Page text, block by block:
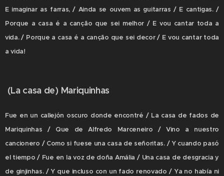
E imaginar as farras, / Ainda se ouvem as guitarras / E cantigas. /
Porque a casa é a canção que sei melhor / E vou cantar toda a
vida. / Porque a casa é a canção que sei decor / E vou cantar toda
a vida!
(La casa de) Mariquinhas
Fue en un callejón oscuro donde encontré / La casa de fados de
Mariquinhas / Que de Alfredo Marceneiro / Vino a nuestro
cancionero / Como si fuese una casa de señoritas. / Y cuando pasó
el tiempo / Fue en la voz de doña Amália / Una casa de desgracia y
de ginjinhas. / Y que incluso con un fado renovado / Ya no había ni